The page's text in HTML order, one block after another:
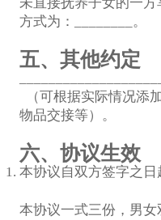
未直接抚养子女的一
方式为：________。
五、其他约定
（可根据实际情况添
物品交接等）。
六、协议生效
本协议自双方签字之日
本协议一式三份，男